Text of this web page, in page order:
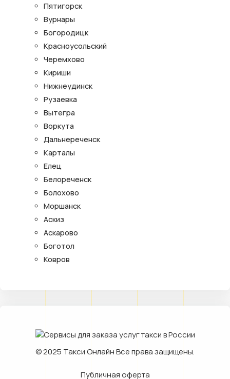
Пятигорск
Вурнары
Богородицк
Красноусольский
Черемхово
Кириши
Нижнеудинск
Рузаевка
Вытегра
Воркута
Дальнереченск
Карталы
Елец
Белореченск
Болохово
Моршанск
Аскиз
Аскарово
Боготол
Ковров
© 2025 Такси ОнлайнВсе права защищены.
Публичная оферта